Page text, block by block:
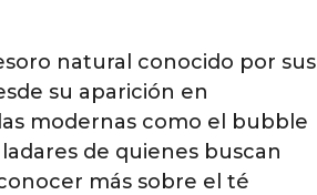
natural conocido por sus
su aparición en
modernas como el bubble
de quienes buscan
más sobre el té